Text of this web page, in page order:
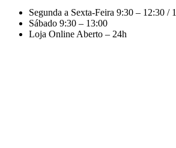
Segunda a Sexta-Feira 9:30 – 12:30 /
Sábado 9:30 – 13:00
Loja Online Aberto – 24h